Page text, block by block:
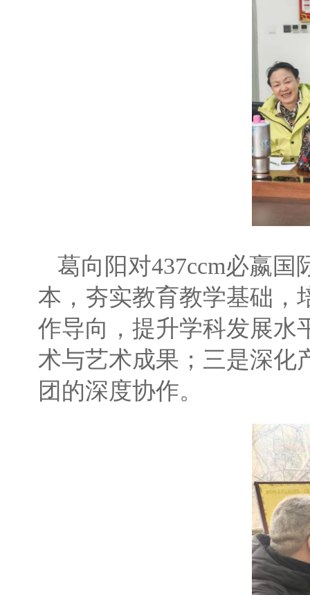
葛向阳对437ccm必嬴
本，夯实教育教学基础，
作导向，提升学科发展水
术与艺术成果；三是深化
团的深度协作。